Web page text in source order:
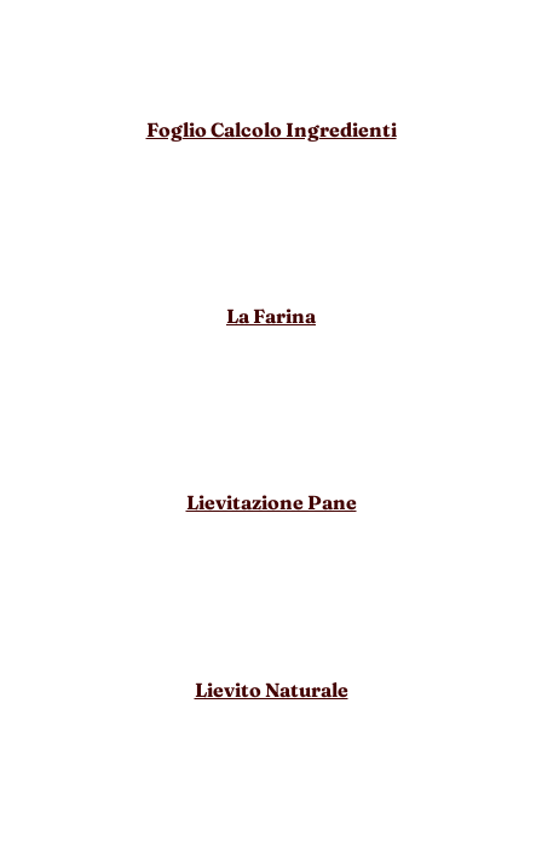
Foglio Calcolo Ingredienti
La Farina
Lievitazione Pane
Lievito Naturale